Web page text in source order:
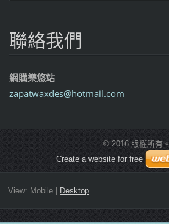
聯絡我們
網購樂悠站
zapatwaxdes@hotmail.com
© 2016 版權所有。
Create a website for free
View: Mobile| Desktop